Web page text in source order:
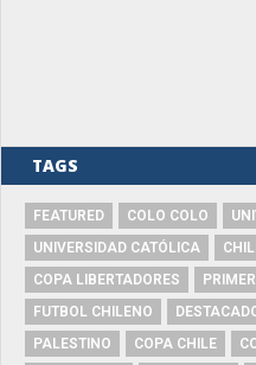
TAGS
FEATURED COLO COLO
UNIVERSIDAD CATÓLICA
COPA LIBERTADORES
FUTBOL CHILENO
PALESTINO
COPA CHILE